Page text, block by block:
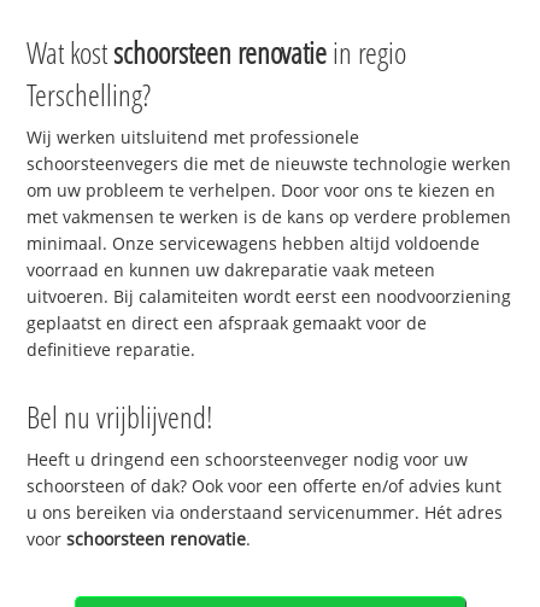
Wat kostschoorsteen renovatiein regio
Terschelling?
Wij werken uitsluitend met professionele
schoorsteenvegers die met de nieuwste technologie werken
om uw probleem te verhelpen. Door voor ons te kiezen en
met vakmensen te werken is de kans op verdere problemen
minimaal. Onze servicewagens hebben altijd voldoende
voorraad en kunnen uw dakreparatie vaak meteen
uitvoeren. Bij calamiteiten wordt eerst een noodvoorziening
geplaatst en direct een afspraak gemaakt voor de
definitieve reparatie.
Bel nu vrijblijvend!
Heeft u dringend een schoorsteenveger nodig voor uw
schoorsteen of dak? Ook voor een offerte en/of advies kunt
u ons bereiken via onderstaand servicenummer. Hét adres
voorschoorsteen renovatie.